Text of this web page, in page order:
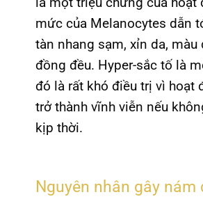
mức của Melanocytes dẫn
tàn nhang sạm, xỉn da, màu
đồng đều. Hyper-sắc tố là
đó là rất khó điều trị vì hoạt
trở thành vĩnh viễn nếu
kịp thời.
Nguyên nhân gây nám